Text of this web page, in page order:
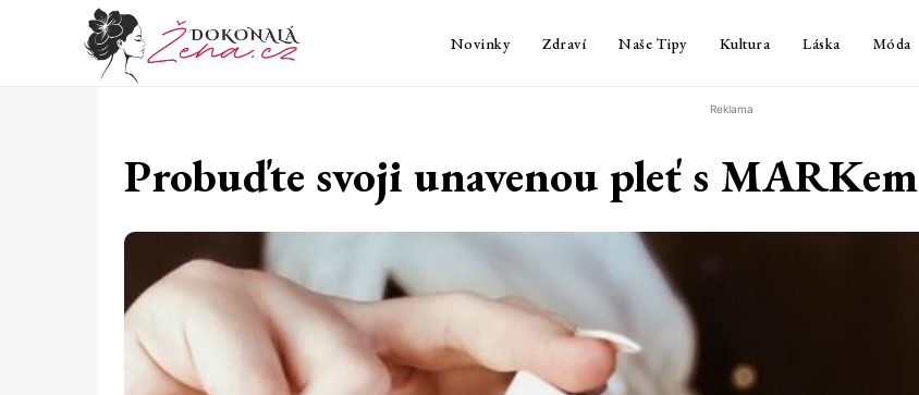
Novinky Zdraví Naše Tipy Kultura Láska Móda
Reklama
Probuďte svoji unavenou pleť s MARKem